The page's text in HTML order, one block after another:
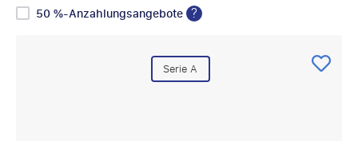
50 %-Anzahlungsangebote ?
Serie A